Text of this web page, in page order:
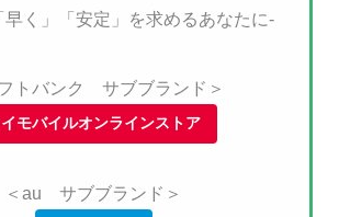
早く」「安定」を求めるあなたに-
トバンク サブブランド＞
モバイルオンラインストア
＜au サブブランド＞